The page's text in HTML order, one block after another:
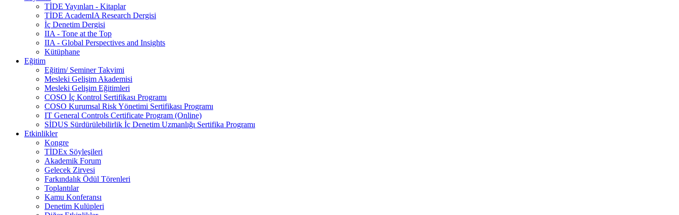
TİDE Yayınları - Kitaplar
TİDE AcademIA Research Dergisi
İç Denetim Dergisi
IIA - Tone at the Top
IIA - Global Perspectives and Insights
Kütüphane
Eğitim
Eğitim/ Seminer Takvimi
Mesleki Gelişim Akademisi
Mesleki Gelişim Eğitimleri
COSO İç Kontrol Sertifikası Programı
COSO Kurumsal Risk Yönetimi Sertifikası Programı
IT General Controls Certificate Program (Online)
SİDUS Sürdürülebilirlik İç Denetim Uzmanlığı Sertifika Programı
Etkinlikler
Kongre
TİDEx Söyleşileri
Akademik Forum
Gelecek Zirvesi
Farkındalık Ödül Törenleri
Toplantılar
Kamu Konferansı
Denetim Kulüpleri